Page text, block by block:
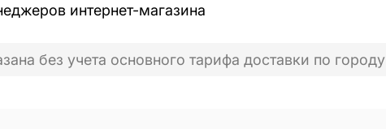
интернет-магазина
без учета основного тарифа доставки по городу